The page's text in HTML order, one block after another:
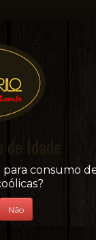
line!
Idade
consumo
Não